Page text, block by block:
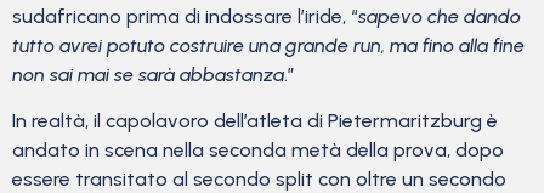
sudafricano prima di indossare l’iride, “sapevo che dando
tutto avrei potuto costruire una grande run, ma fino alla fine
non sai mai se sarà abbastanza.”
In realtà, il capolavoro dell’atleta di Pietermaritzburg è
andato in scena nella seconda metà della prova, dopo
essere transitato al secondo split con oltre un secondo